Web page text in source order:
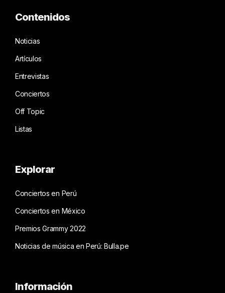
Contenidos
Noticias
Artículos
Entrevistas
Conciertos
Off Topic
Listas
Explorar
Conciertos en Perú
Conciertos en México
Premios Grammy 2022
Noticias de música en Perú: Bulla.pe
Información